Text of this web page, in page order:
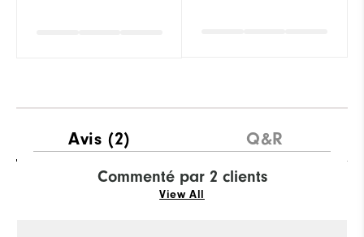
Avis (2) Q&R
Commenté par 2 clients
View All